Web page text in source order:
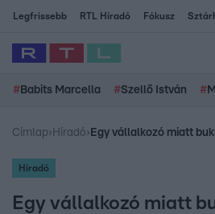
Legfrissebb RTL Híradó Fókusz
# Babits Marcella #Szellő István #
Címlap› Híradó› Egy vállalkozó miatt
Híradó
Egy vállalkozó miatt